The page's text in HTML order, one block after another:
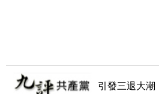
引發三退大潮